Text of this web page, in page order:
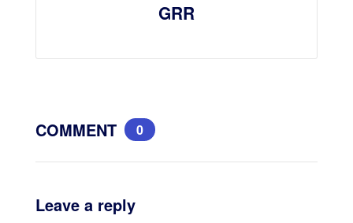
GRR
COMMENT 0
Leave a reply